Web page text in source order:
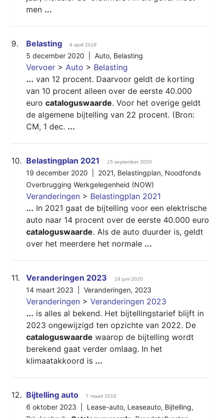
men ...
9. Belasting 6 april 2018
5 december 2020 | Auto, Belasting
Vervoer > Auto > Belasting
... van 12 procent. Daarvoor geldt de korting
van 10 procent alleen over de eerste 40.000
euro cataloguswaarde. Voor het overige geldt
de algemene bijtelling van 22 procent. (Bron:
CM, 1 dec. ...
10. Belastingplan 2021 15 september 2020
19 december 2020 | 2021, Belastingplan, Noodfonds
Overbrugging Werkgelegenheid (NOW)
Veranderingen > Belastingplan 2021
... In 2021 gaat de bijtelling voor een elektrische
auto naar 14 procent over de eerste 40.000 euro
cataloguswaarde. Als de auto duurder is, geldt
over het meerdere het normale ...
11. Veranderingen 2023 19 juni 2020
14 maart 2023 | Veranderingen, 2023
Veranderingen > Veranderingen 2023
... is alles al bekend. Het bijtellingstarief blijft in
2023 ongewijzigd ten opzichte van 2022. De
cataloguswaarde waarop de bijtelling wordt
berekend gaat verder omlaag. In het
klimaatakkoord is ...
12. Bijtelling auto 7 maart 2010
6 oktober 2023 | Lease-auto, Leaseauto, Bijtelling,